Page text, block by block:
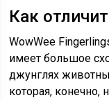
Как
WowWee
имеет большое
джунглях
которая,